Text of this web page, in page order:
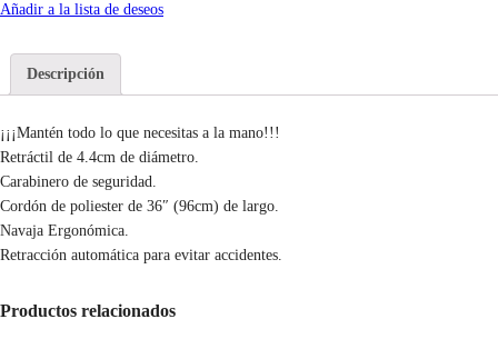
Añadir a la lista de deseos
Descripción
¡¡¡Mantén todo lo que necesitas a la mano!!!
Retráctil de 4.4cm de diámetro.
Carabinero de seguridad.
Cordón de poliester de 36″ (96cm) de largo.
Navaja Ergonómica.
Retracción automática para evitar accidentes.
Productos relacionados